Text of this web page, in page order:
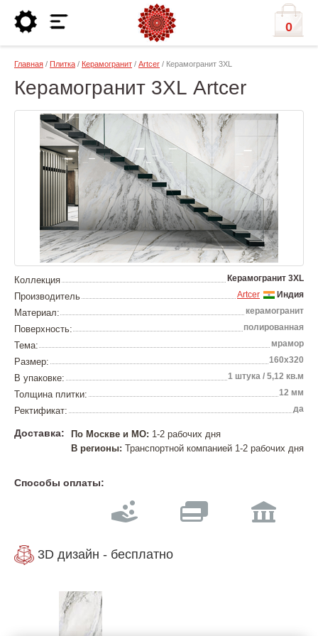
0
Главная / Плитка / Керамогранит / Artcer / Керамогранит 3XL
Керамогранит 3XL Artcer
Коллекция Керамогранит 3XL
Производитель Индия
Artcer
Материал: керамогранит
Поверхность: полированная
Тема: мрамор
Размер: 160х320
В упаковке: 1 штука / 5,12 кв.м
Толщина плитки: 12 мм
Ректификат: да
Доставка: По Москве и МО: 1-2 рабочих дня
В регионы: Транспортной компанией 1-2 рабочих дня
Способы оплаты:
3D дизайн - бесплатно